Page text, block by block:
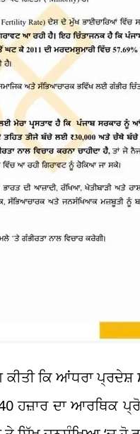
ਕਿ ਆਂਧਰਾ ਪ੍ਰਦੇਸ਼
ਹਜ਼ਾਰ ਦਾ ਆਰਥਿਕ